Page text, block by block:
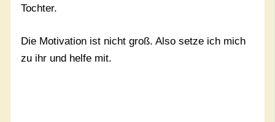
Tochter.
Die Motivation ist nicht groß. Also setze ich mich
zu ihr und helfe mit.